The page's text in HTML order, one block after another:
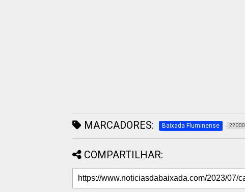
MARCADORES: Baixada Fluminense 22000
COMPARTILHAR: